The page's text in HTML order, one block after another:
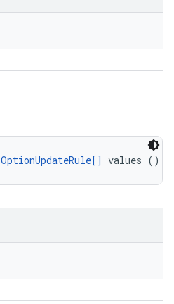
OptionUpdateRule[] values ()